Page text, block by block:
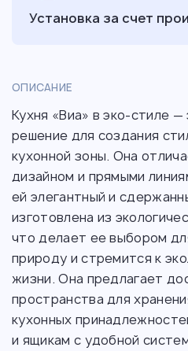
Установка за счет
ОПИСАНИЕ
Кухня «Виа» в эко-стиле
решение для создания
кухонной зоны. Она
дизайном и прямыми
ей элегантный и
изготовлена из
что делает ее выбором
природу и стремится к
жизни. Она предлагает
пространства для
кухонных
и ящикам с удобной